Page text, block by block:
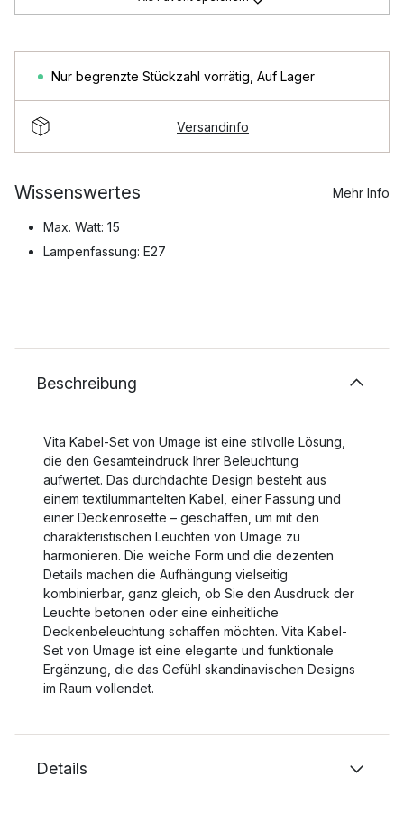
Nur begrenzte Stückzahl vorrätig Auf Lager
Versandinfo
Wissenswertes Mehr Info
Max. Watt: 15
Lampenfassung: E27
Beschreibung
Vita Kabel-Set von Umage ist eine stilvolle Lösung,
die den Gesamteindruck Ihrer Beleuchtung
aufwertet. Das durchdachte Design besteht aus
einem textilummantelten Kabel, einer Fassung und
einer Deckenrosette – geschaffen, um mit den
charakteristischen Leuchten von Umage zu
harmonieren. Die weiche Form und die dezenten
Details machen die Aufhängung vielseitig
kombinierbar, ganz gleich, ob Sie den Ausdruck der
Leuchte betonen oder eine einheitliche
Deckenbeleuchtung schaffen möchten. Vita Kabel-
Set von Umage ist eine elegante und funktionale
Ergänzung, die das Gefühl skandinavischen Designs
im Raum vollendet.
Details